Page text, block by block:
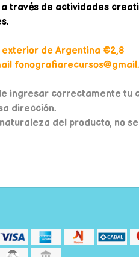
través de actividades
exterior de Argentina €2,8
ingresar correctamente tu
dirección.
del producto, no